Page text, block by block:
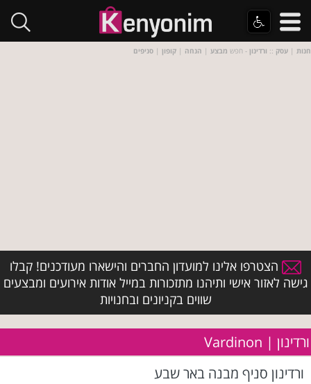
חנות | עסק :: ורדינון - חפש מבצע | הנחה | קופון | סניפים
הצטרפו אלינו למועדון החברים והישארו מעודכנים! קבלו
גישה לאזור אישי ותיהנו מתזכורות במייל אודות אירועים ומבצעים
שווים בקניונים ובחנויות
ורדינון | Vardinon
ורדינון סניף מבנה באר שבע